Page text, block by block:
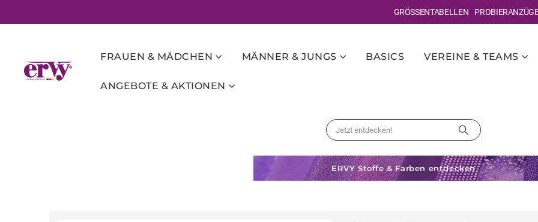
GRÖSSENTABELLEN
FRAUEN & MÄDCHEN MÄNNER & JUNGS BASICS VEREINE & TEAMS
ANGEBOTE & AKTIONEN
ERVY Stoffe & Farben entdecken